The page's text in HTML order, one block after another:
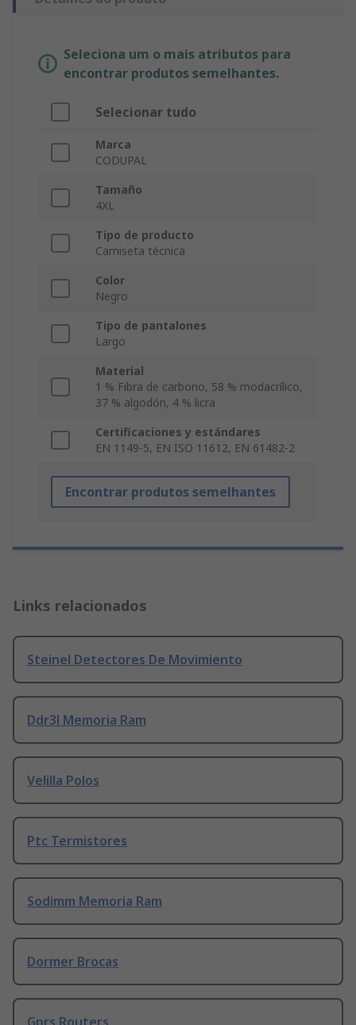
Seleciona um o mais atributos para
encontrar produtos semelhantes.
Selecionar tudo
Marca
CODUPAL
Tamaño
4XL
Tipo de producto
Camiseta técnica
Color
Negro
Tipo de pantalones
Largo
Material
1 % Fibra de carbono, 58 % modacrílico,
37 % algodón, 4 % licra
Certificaciones y estándares
EN 1149-5, EN ISO 11612, EN 61482-2
Encontrar produtos semelhantes
Links relacionados
Steinel Detectores De Movimiento
Ddr3l Memoria Ram
Velilla Polos
Ptc Termistores
Sodimm Memoria Ram
Dormer Brocas